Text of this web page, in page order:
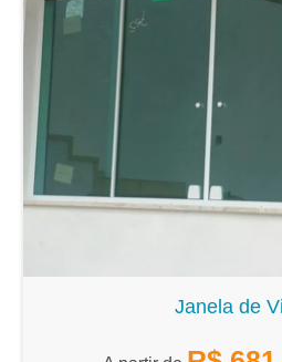
Janela de